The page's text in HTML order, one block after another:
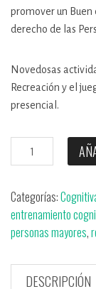
promover un Buen
derecho de las
Novedosas
Recreación y el
presencial.
-
Lúdicas
Internacionales
-
Digital)
cantidad
Categorías:
entrenamiento
personas mayores,
DESCRIPCIÓN